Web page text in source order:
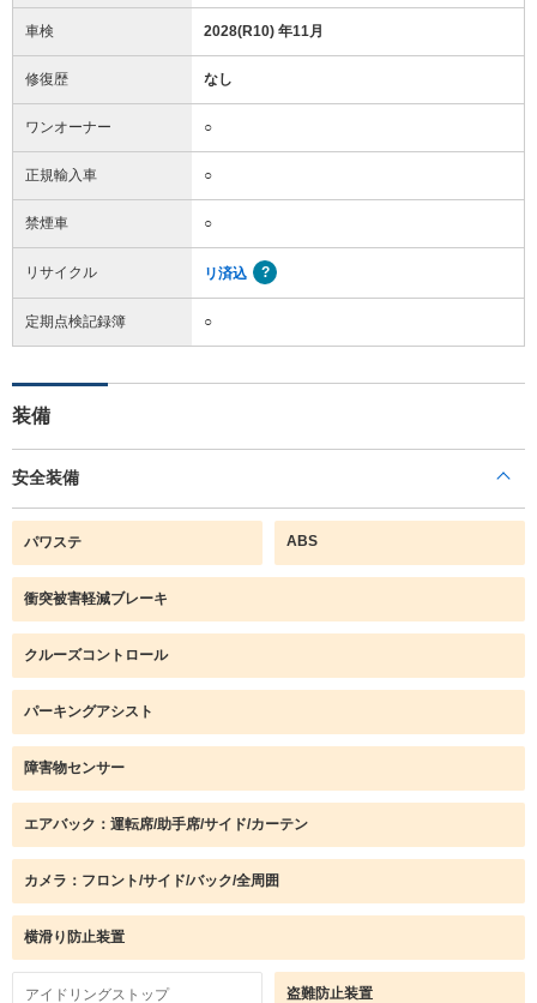
車検 2028(R10) 年11月
修復歴 なし
ワンオーナー ○
正規輸入車 ○
禁煙車 ○
リサイクル リ済込
定期点検記録簿 ○
装備
安全装備
パワステ ABS
衝突被害軽減ブレーキ
クルーズコントロール
パーキングアシスト
障害物センサー
エアバック：運転席/助手席/サイド/カーテン
カメラ：フロント/サイド/バック/全周囲
横滑り防止装置
アイドリングストップ 盗難防止装置